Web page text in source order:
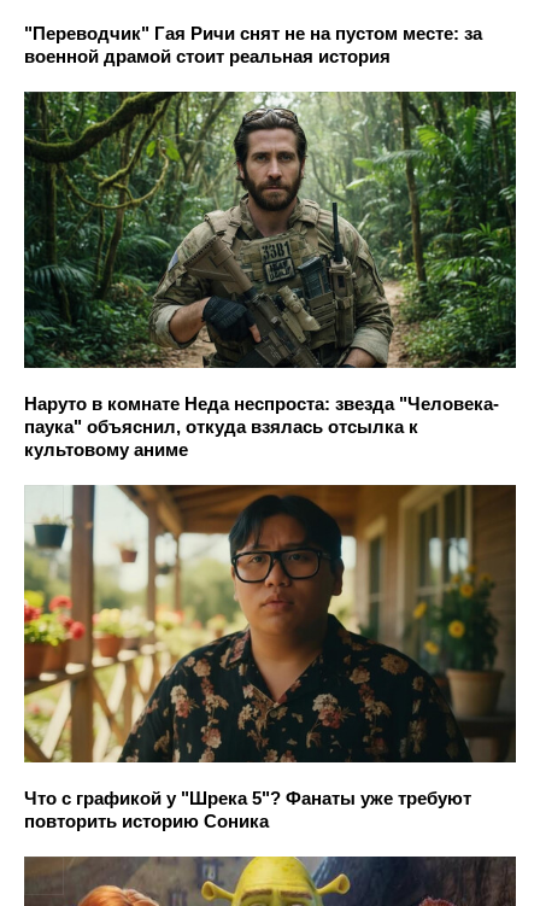
"Переводчик" Гая Ричи снят не на пустом месте: за
военной драмой стоит реальная история
Наруто в комнате Неда неспроста: звезда "Человека-
паука" объяснил, откуда взялась отсылка к
культовому аниме
Что с графикой у "Шрека 5"? Фанаты уже требуют
повторить историю Соника